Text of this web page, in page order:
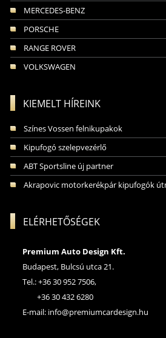
MERCEDES-BENZ
PORSCHE
RANGE ROVER
VOLKSWAGEN
KIEMELT HÍREINK
Színes Vossen felnikupakok
Kipufogó szelepvezérlő
ABT Sportsline új partner
Akrapovic motorkerékpár kipufogók
ELÉRHETŐSÉGEK
Premium Auto Design Kft.
Budapest, Bulcsú utca 21.
Tel.: +36 30 952 7506,
+36 30 432 6280
E-mail: info@premiumcardesign.hu